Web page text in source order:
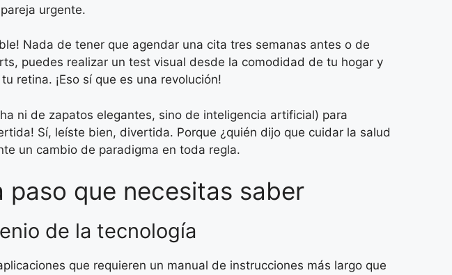
urgente.
Nada de tener que agendar una cita tres semanas antes o de
puedes realizar un test visual desde la comodidad de tu hogar y
retina. ¡Eso sí que es una revolución!
ni de zapatos elegantes, sino de inteligencia artificial) para
Sí, leíste bien, divertida. Porque ¿quién dijo que cuidar la salud
un cambio de paradigma en toda regla.
paso que necesitas saber
de la tecnología
que requieren un manual de instrucciones más largo que